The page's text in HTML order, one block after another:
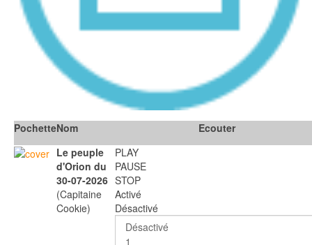
PochetteNom
Ecouter
Le peuple
d'Orion du
30-07-2026
(Capitaine
Cookie)
PLAY
PAUSE
STOP
Activé
Désactivé